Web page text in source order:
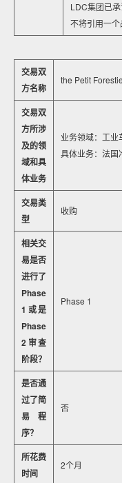
LDC集团已
不将引用一个
交易双
方名称
the Petit
交易双
方所涉
及的领
域和具
体业务
业务领域：工业
具体业务：法国
交易类
型
收购
相关交
易是否
进行了
Phase
1或是
Phase
2审查
阶段？
Phase 1
是否通
过了简
易程
序？
否
所花费
时间
2个月